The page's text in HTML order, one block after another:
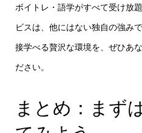
ボイトレ・語学がすべて受け放
ビスは、他にはない独自の強み
接学べる贅沢な環境を、ぜひあ
ださい。
まとめ：まず